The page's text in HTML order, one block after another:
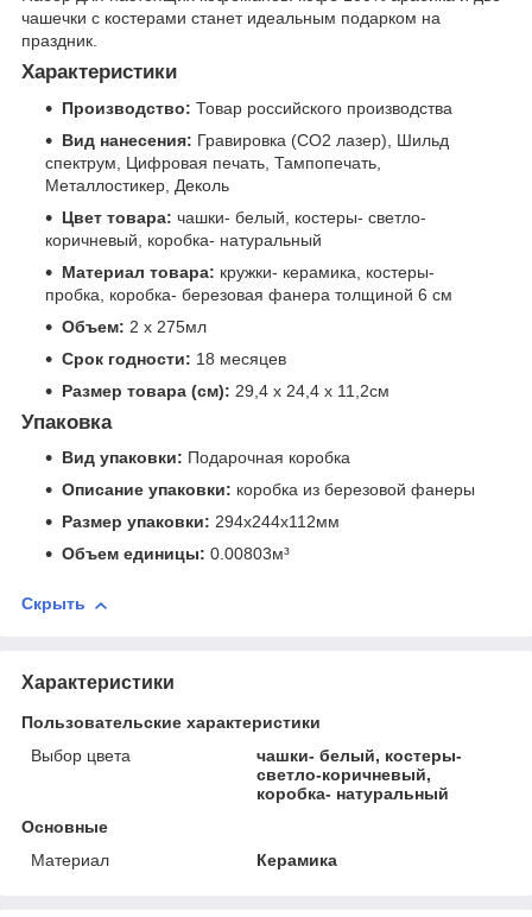
чашечки с костерами станет идеальным подарком на
праздник.
Характеристики
Производство: Товар российского производства
Вид нанесения: Гравировка (CO2 лазер), Шильд
спектрум, Цифровая печать, Тампопечать,
Металлостикер, Деколь
Цвет товара: чашки- белый, костеры- светло-
коричневый, коробка- натуральный
Материал товара: кружки- керамика, костеры-
пробка, коробка- березовая фанера толщиной 6 см
Объем: 2 х 275мл
Срок годности: 18 месяцев
Размер товара (см): 29,4 х 24,4 х 11,2см
Упаковка
Вид упаковки: Подарочная коробка
Описание упаковки: коробка из березовой фанеры
Размер упаковки: 294x244x112мм
Объем единицы: 0.00803м³
Скрыть
Характеристики
Пользовательские характеристики
Выбор цвета
чашки- белый, костеры-
светло-коричневый,
коробка- натуральный
Основные
Материал
Керамика